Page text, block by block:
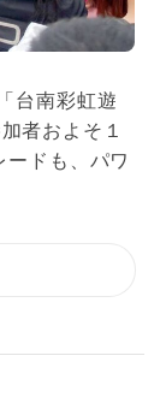
台南彩虹遊
者およそ１
ドも、パワ